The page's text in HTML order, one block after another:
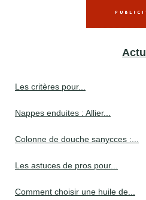
Actu
Les critères pour...
Nappes enduites : Allier...
Colonne de douche sanycces :...
Les astuces de pros pour...
Comment choisir une huile de...